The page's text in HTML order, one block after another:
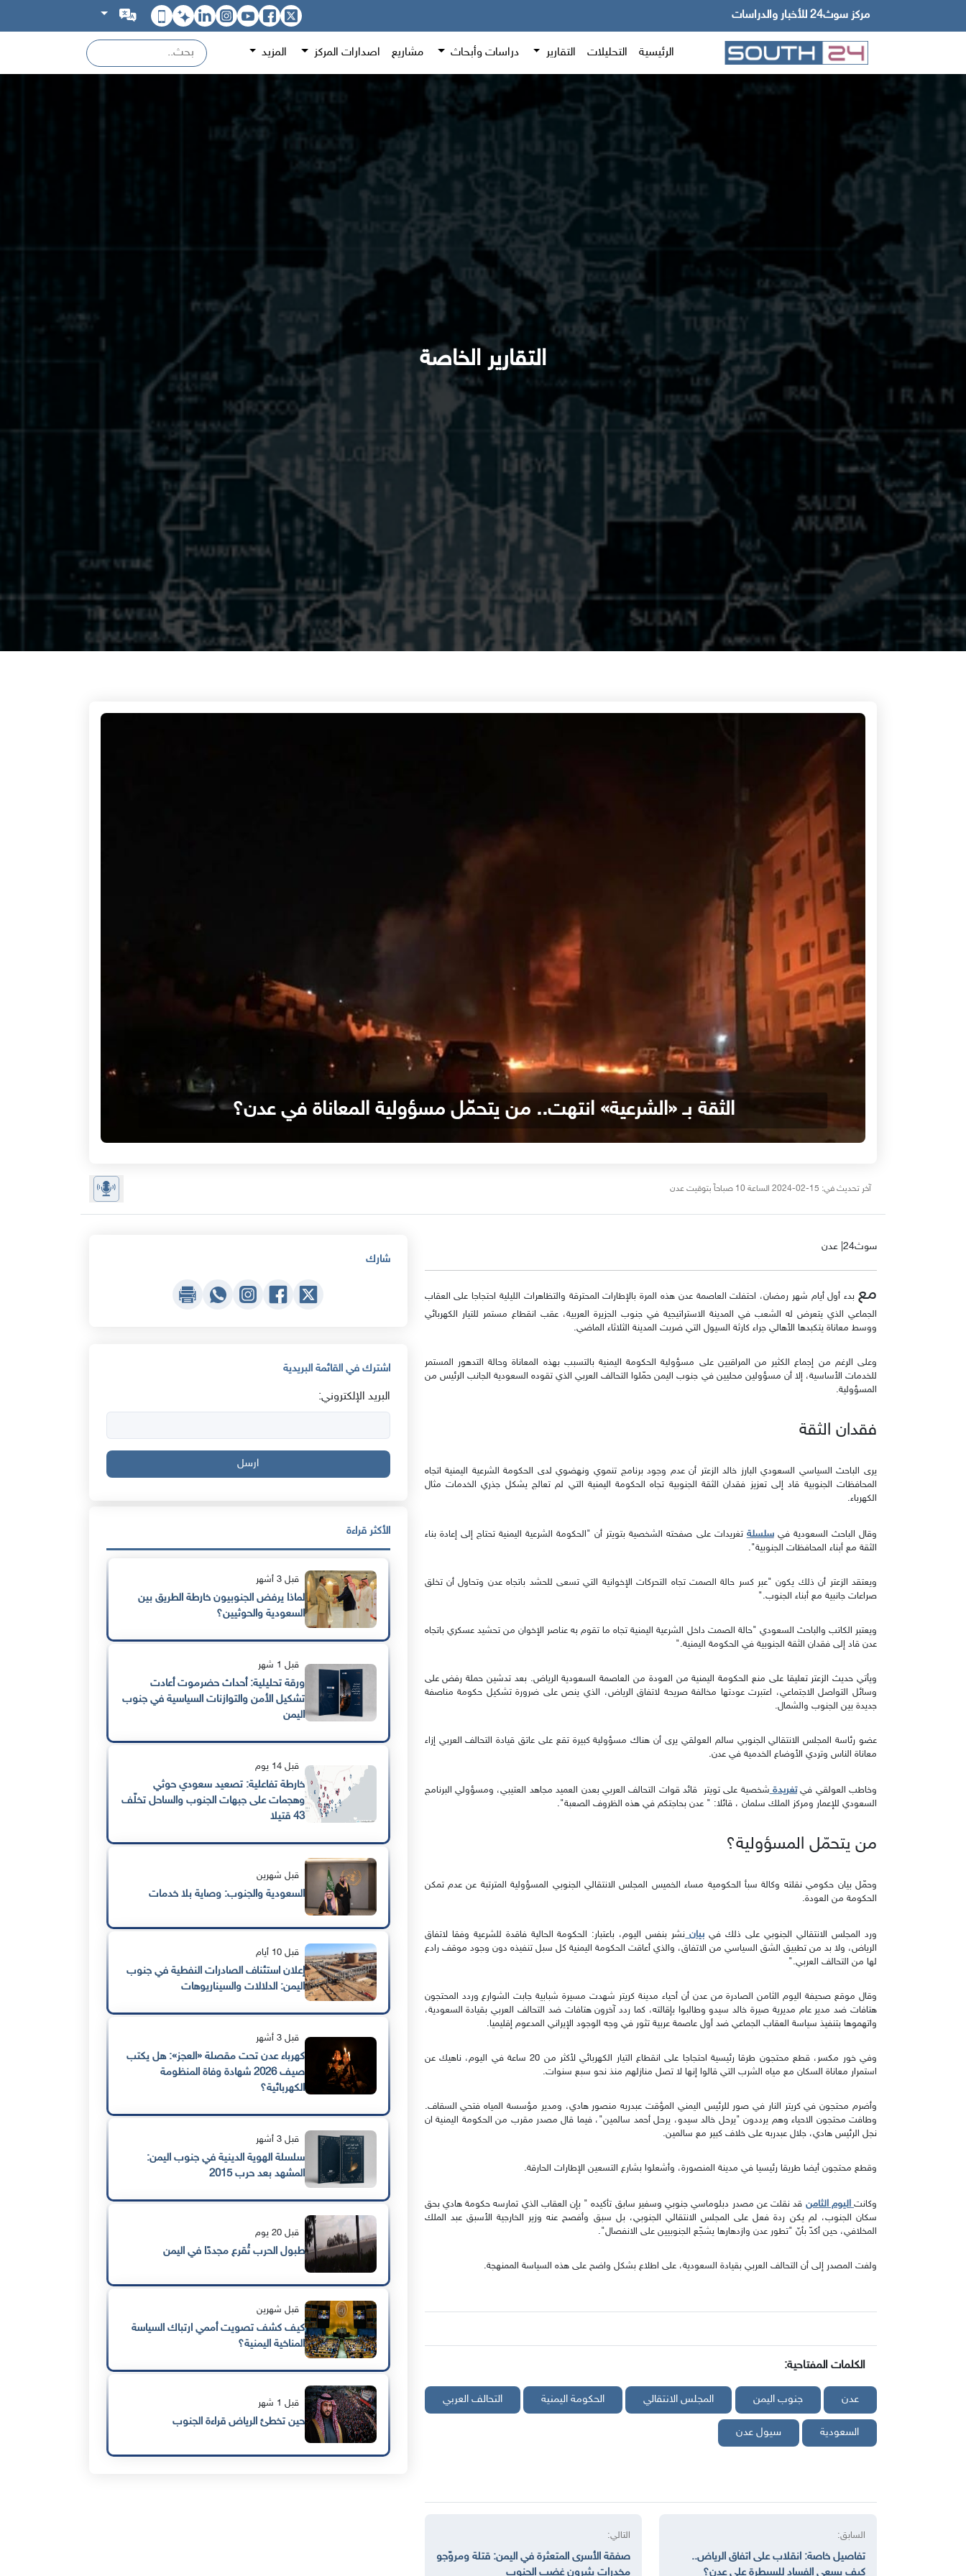
مركز سوث24 للأخبار والدراسات
الرئيسية التحليلات التقارير دراسات وأبحاث مشاريع اصدارات المركز المزيد
التقارير الخاصة
الثقة بـ «الشرعية» انتهت.. من يتحمّل مسؤولية المعاناة في عدن؟
آخر تحديث في: 15-02-2024 الساعة 10 صباحاً بتوقيت عدن
سوث24| عدن
مع بدء أول أيام شهر رمضان، احتفلت العاصمة عدن هذه المرة بالإطارات المحترقة والتظاهرات الليلية احتجاجا على العقاب
الجماعي الذي يتعرض له الشعب في المدينة الاستراتيجية في جنوب الجزيرة العربية، عقب انقطاع مستمر للتيار الكهربائي
ووسط معاناة يتكبدها الأهالي جراء كارثة السيول التي ضربت المدينة الثلاثاء الماضي.
وعلى الرغم من إجماع الكثير من المراقبين على مسؤولية الحكومة اليمنية بالتسبب بهذه المعاناة وحالة التدهور المستمر
للخدمات الأساسية، إلا أن مسؤولين محليين في جنوب اليمن حمّلوا التحالف العربي الذي تقوده السعودية الجانب الرئيس من
المسؤولية.
فقدان الثقة
يرى الباحث السياسي السعودي البارز خالد الزعتر أن عدم وجود برنامج تنموي ونهضوي لدى الحكومة الشرعية اليمنية اتجاه
المحافظات الجنوبية قاد إلى تعزيز فقدان الثقة الجنوبية تجاه الحكومة اليمنية التي لم تعالج يشكل جذري الخدمات مثال
الكهرباء.
وقال الباحث السعودية فيسلسلةتغريدات على صفحته الشخصية بتويتر أن "الحكومة الشرعية اليمنية تحتاج إلى إعادة بناء
الثقة مع أبناء المحافظات الجنوبية".
ويعتقد الزعتر أن ذلك يكون "عبر كسر حالة الصمت تجاه التحركات الإخوانية التي تسعى للحشد باتجاه عدن وتحاول أن تخلق
صراعات جانبية مع أبناء الجنوب."
ويعتبر الكاتب والباحث السعودي "حالة الصمت داخل الشرعية اليمنية تجاه ما تقوم به عناصر الإخوان من تحشيد عسكري باتجاه
عدن قاد إلى فقدان الثقة الجنوبية في الحكومة اليمنية."
ويأتي حديث الزعتر تعليقا على منع الحكومة اليمنية من العودة من العاصمة السعودية الرياض. بعد تدشين حملة رفض على
وسائل التواصل الاجتماعي، اعتبرت عودتها مخالفة صريحة لاتفاق الرياض، الذي ينص على ضرورة تشكيل حكومة مناصفة
جديدة بين الجنوب والشمال.
عضو رئاسة المجلس الانتقالي الجنوبي سالم العولقي يرى أن هناك مسؤولية كبيرة تقع على عاتق قيادة التحالف العربي إزاء
معاناة الناس وتردي الأوضاع الخدمية في عدن.
وخاطب العولقي فيتغريدة شخصية على تويتر قائد قوات التحالف العربي بعدن العميد مجاهد العتيبي، ومسؤولي البرنامج
السعودي للإعمار ومركز الملك سلمان ، قائلا: " عدن بحاجتكم في هذه الظروف الصعبة".
من يتحمّل المسؤولية؟
وحمّل بيان حكومي نقلته وكالة سبأ الحكومية مساء الخميس المجلس الانتقالي الجنوبي المسؤولية المترتبة عن عدم تمكن
الحكومة من العودة.
ورد المجلس الانتقالي الجنوبي على ذلك في بيان نشر بنفس اليوم، باعتبار: الحكومة الحالية فاقدة للشرعية وفقا لاتفاق
الرياض، ولا بد من تطبيق الشق السياسي من الاتفاق، والذي أعاقت الحكومة اليمنية كل سبل تنفيذه دون وجود موقف رادع
لها من التحالف العربي."
وقال موقع صحيفة اليوم الثامن الصادرة من عدن أن أحياء مدينة كريتر شهدت مسيرة شبابية جابت الشوارع وردد المحتجون
هتافات ضد مدير عام مديرية صيرة خالد سيدو وطالبوا بإقالته، كما ردد آخرون هتافات ضد التحالف العربي بقيادة السعودية،
واتهموها بتنفيذ سياسة العقاب الجماعي ضد أول عاصمة عربية تثور في وجه الوجود الإيراني المدعوم إقليميا.
وفي خور مكسر، قطع محتجون طرقا رئيسية احتجاجا على انقطاع التيار الكهربائي لأكثر من 20 ساعة في اليوم، ناهيك عن
استمرار معاناة السكان مع مياه الشرب التي قالوا إنها لا تصل منازلهم منذ نحو سبع سنوات.
وأضرم محتجون في كريتر النار في صور للرئيس اليمني المؤقت عبدربه منصور هادي، ومدير مؤسسة المياه فتحي السقاف.
وطافت محتجون الاحياء وهم يرددون "يرحل خالد سيدو، يرحل أحمد سالمين"، فيما قال مصدر مقرب من الحكومة اليمنية ان
نجل الرئيس هادي، جلال عبدربه على خلاف كبير مع سالمين.
وقطع محتجون أيضا طريقا رئيسيا في مدينة المنصورة، وأشعلوا بشارع التسعين الإطارات الحارقة.
وكانتاليوم الثامن قد نقلت عن مصدر دبلوماسي جنوبي وسفير سابق تأكيده " بإن العقاب الذي تمارسه حكومة هادي بحق
سكان الجنوب، لم يكن ردة فعل على المجلس الانتقالي الجنوبي، بل سبق وأفصح عنه وزير الخارجية الأسبق عبد الملك
المخلافي، حين أكدّ بأنّ "تطور عدن وازدهارها يشجّع الجنوبيين على الانفصال".
ولفت المصدر إلى أن التحالف العربي بقيادة السعودية، على اطلاع بشكل واضح على هذه السياسة الممنهجة.
الكلمات المفتاحية:
عدن جنوب اليمن المجلس الانتقالي الحكومة اليمنية التحالف العربي
السعودية سيول عدن
السابق:
تفاصيل خاصة: انقلاب على اتفاق الرياض..
كيف يسعى الفساد للسيطرة على عدن؟
التالي:
صفقة الأسرى المتعثرة في اليمن: قتلة ومروّجو
مخدرات يثيرون غضب الجنوب
شارك
اشترك في القائمة البريدية
البريد الإلكتروني:
ارسل
الأكثر قراءة
قبل 3 أشهر
لماذا يرفض الجنوبيون خارطة الطريق بين
السعودية والحوثيين؟
قبل 1 شهر
ورقة تحليلية: أحداث حضرموت أعادت
تشكيل الأمن والتوازنات السياسية في جنوب
اليمن
قبل 14 يوم
خارطة تفاعلية: تصعيد سعودي حوثي
وهجمات على جبهات الجنوب والساحل تخلّف
43 قتيلا
قبل شهرين
السعودية والجنوب: وصاية بلا خدمات
قبل 10 أيام
إعلان استئناف الصادرات النفطية في جنوب
اليمن: الدلالات والسيناريوهات
قبل 3 أشهر
كهرباء عدن تحت مقصلة «العجز»: هل يكتب
صيف 2026 شهادة وفاة المنظومة
الكهربائية؟
قبل 3 أشهر
سلسلة الهوية الدينية في جنوب اليمن:
المشهد بعد حرب 2015
قبل 20 يوم
طبول الحرب تُقرع مجددًا في اليمن
قبل شهرين
كيف كشف تصويت أممي ارتباك السياسة
المناخية اليمنية؟
قبل 1 شهر
حين تخطئ الرياض قراءة الجنوب